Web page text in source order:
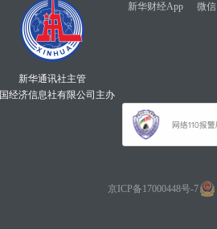
新华通讯社主管
经济信息社有限公司主办
新华财经App 微信
京ICP备17000448号-7